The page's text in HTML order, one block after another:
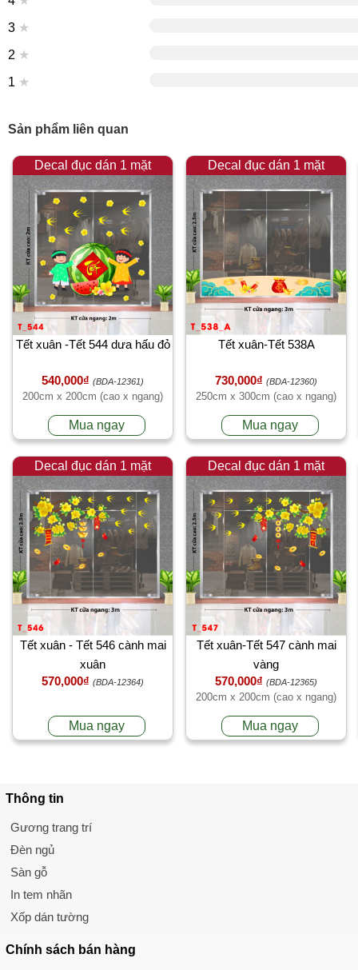
3 ★
2 ★
1 ★
Sản phẩm liên quan
Decal đục dán 1 mặt
Tết xuân -Tết 544 dưa hấu đỏ
540,000₫ (BDA-12361)
200cm x 200cm (cao x ngang)
Mua ngay
Decal đục dán 1 mặt
Tết xuân-Tết 538A
730,000₫ (BDA-12360)
250cm x 300cm (cao x ngang)
Mua ngay
Decal đục dán 1 mặt
Tết xuân - Tết 546 cành mai
xuân
570,000₫ (BDA-12364)
Mua ngay
Decal đục dán 1 mặt
Tết xuân-Tết 547 cành mai
vàng
570,000₫ (BDA-12365)
200cm x 200cm (cao x ngang)
Mua ngay
Thông tin
Gương trang trí
Đèn ngủ
Sàn gỗ
In tem nhãn
Xốp dán tường
Chính sách bán hàng